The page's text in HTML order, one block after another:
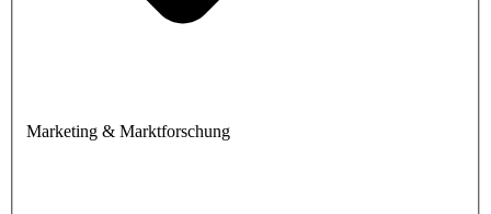
Marketing & Marktforschung